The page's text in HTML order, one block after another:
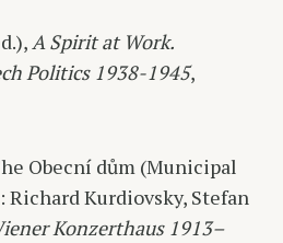
A Spirit at Work.
Politics 1938-1945,
Obecní dům (Municipal
Kurdiovsky, Stefan
Konzerthaus 1913–